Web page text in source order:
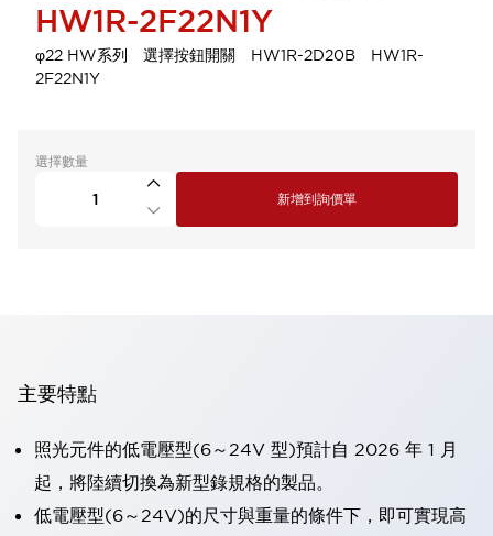
HW1R-2F22N1Y
φ22 HW系列 選擇按鈕開關 HW1R-2D20B HW1R-
2F22N1Y
選擇數量
新增到詢價單
主要特點
照光元件的低電壓型(6～24V 型)預計自 2026 年 1 月
起，將陸續切換為新型錄規格的製品。
低電壓型(6～24V)的尺寸與重量的條件下，即可實現高